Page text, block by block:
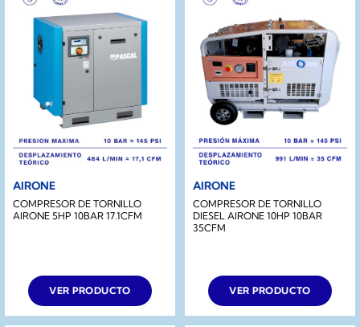
AIRONE
COMPRESOR DE TORNILLO
AIRONE 5HP 10BAR 17.1CFM
VER PRODUCTO
AIRONE
COMPRESOR DE TORNILLO
DIESEL AIRONE 10HP 10BAR
35CFM
VER PRODUCTO